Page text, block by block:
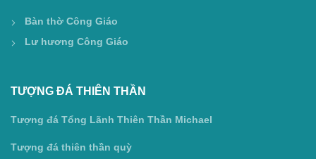
Bàn thờ Công Giáo
Lư hương Công Giáo
TƯỢNG ĐÁ THIÊN THẦN
Tượng đá Tổng Lãnh Thiên Thần Michael
Tượng đá thiên thần quỳ